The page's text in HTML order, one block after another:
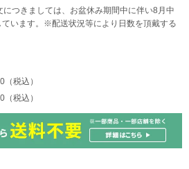
つきましては、お盆休み期間中に伴い8月中
います。※配送状況等により日数を頂戴する
（税込）
（税込）